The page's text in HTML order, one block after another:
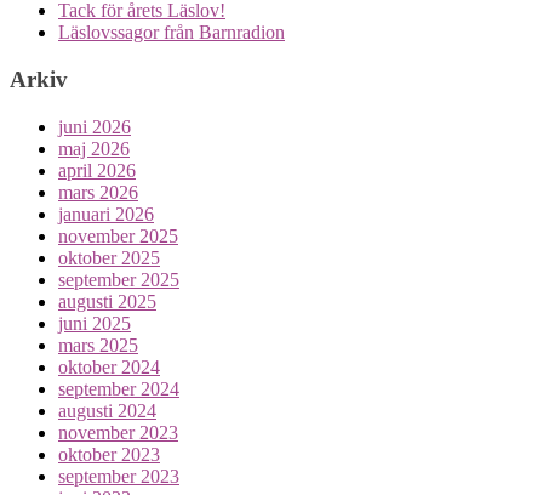
Tack för årets Läslov!
Läslovssagor från Barnradion
Arkiv
juni 2026
maj 2026
april 2026
mars 2026
januari 2026
november 2025
oktober 2025
september 2025
augusti 2025
juni 2025
mars 2025
oktober 2024
september 2024
augusti 2024
november 2023
oktober 2023
september 2023